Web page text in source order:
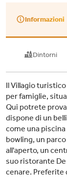
Informazioni
Dintorni
Il Villagio
per famiglie,
Qui potrete
dispone di un
come una
bowling, un
all'aperto, un
suo ristorante
cenare. Preferite